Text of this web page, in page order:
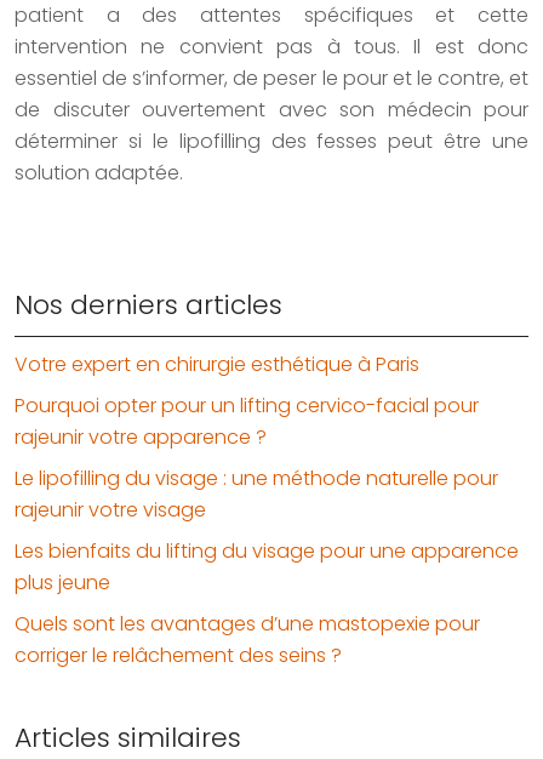
patient a des attentes spécifiques et cette
intervention ne convient pas à tous. Il est donc
essentiel de s’informer, de peser le pour et le contre, et
de discuter ouvertement avec son médecin pour
déterminer si le lipofilling des fesses peut être une
solution adaptée.
Nos derniers articles
Votre expert en chirurgie esthétique à Paris
Pourquoi opter pour un lifting cervico-facial pour
rajeunir votre apparence ?
Le lipofilling du visage : une méthode naturelle pour
rajeunir votre visage
Les bienfaits du lifting du visage pour une apparence
plus jeune
Quels sont les avantages d’une mastopexie pour
corriger le relâchement des seins ?
Articles similaires